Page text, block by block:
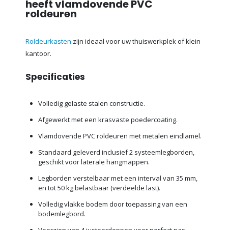
heeft vlamdovende PVC
roldeuren
Roldeurkasten zijn ideaal voor uw thuiswerkplek of klein
kantoor.
Specificaties
Volledig gelaste stalen constructie.
Afgewerkt met een krasvaste poedercoating.
Vlamdovende PVC roldeuren met metalen eindlamel.
Standaard geleverd inclusief 2 systeemlegborden,
geschikt voor laterale hangmappen.
Legborden verstelbaar met een interval van 35 mm,
en tot 50 kg belastbaar (verdeelde last).
Volledig vlakke bodem door toepassing van een
bodemlegbord.